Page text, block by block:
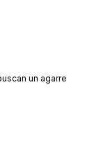
un agarre